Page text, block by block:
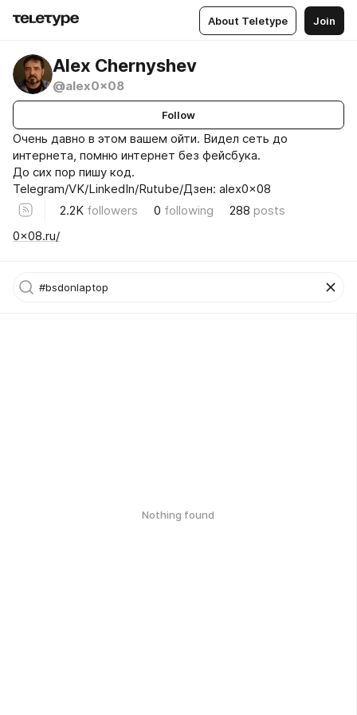
About Teletype Join
Alex Chernyshev
@alex0x08
Follow
Очень давно в этом вашем ойти. Видел сеть до
интернета, помню интернет без фейсбука.
До сих пор пишу код.
Telegram/VK/LinkedIn/Rutube/Дзен: alex0x08
2.2K followers 0 following 288 posts
0x08.ru/
Nothing found